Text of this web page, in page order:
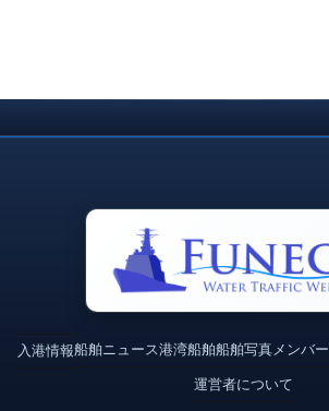
入港情報船舶ニュース港湾船舶船舶写真メンバー
運営者について